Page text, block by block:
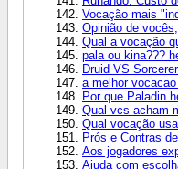
Vocação mais
Opinião de
Qual a vocação
pala ou kina???
Druid VS Sorcerer
a melhor
Por que Paladin
Qual vcs acham
Qual vocação
Prós e Contras
Aos jogadores
Ajuda com